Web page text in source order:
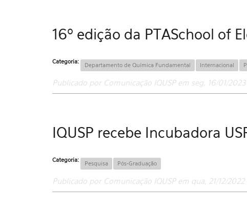
16º edição da PTASchool of
Categoria: Departamento de Química Fundamental Internacional
Publicado por Comunicação IQUSP em seg, 16/01/2023
IQUSP recebe Incubadora
Categoria: Pesquisa Pós-Graduação
Publicado por Comunicação IQUSP em qua, 21/12/2022